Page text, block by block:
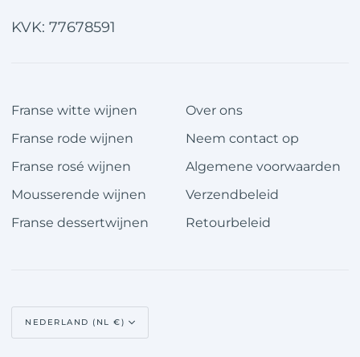
KVK: 77678591
Franse witte wijnen
Franse rode wijnen
Franse rosé wijnen
Mousserende wijnen
Franse dessertwijnen
Over ons
Neem contact op
Algemene voorwaarden
Verzendbeleid
Retourbeleid
Valuta NEDERLAND (NL €)